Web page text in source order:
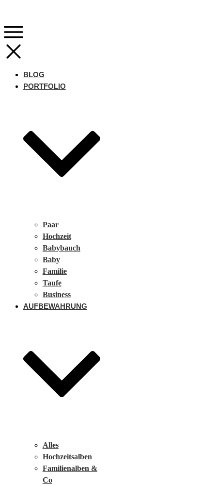
BLOG
PORTFOLIO
Paar
Hochzeit
Babybauch
Baby
Familie
Taufe
Business
AUFBEWAHRUNG
Alles
Hochzeitsalben
Familienalben &
Co